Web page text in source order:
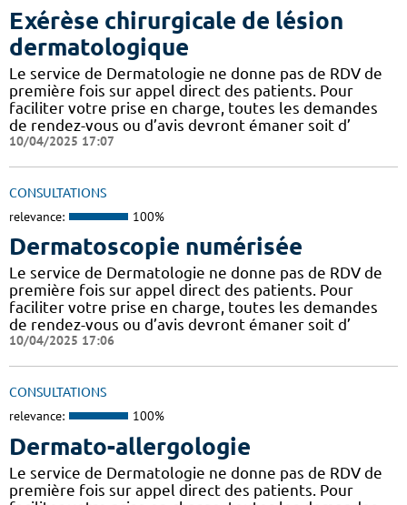
Exérèse chirurgicale de lésion
dermatologique
Le service de Dermatologie ne donne pas de RDV de
première fois sur appel direct des patients. Pour
faciliter votre prise en charge, toutes les demandes
de rendez-vous ou d’avis devront émaner soit d’
10/04/2025 17:07
CONSULTATIONS
relevance: 100%
Dermatoscopie numérisée
Le service de Dermatologie ne donne pas de RDV de
première fois sur appel direct des patients. Pour
faciliter votre prise en charge, toutes les demandes
de rendez-vous ou d’avis devront émaner soit d’
10/04/2025 17:06
CONSULTATIONS
relevance: 100%
Dermato-allergologie
Le service de Dermatologie ne donne pas de RDV de
première fois sur appel direct des patients. Pour